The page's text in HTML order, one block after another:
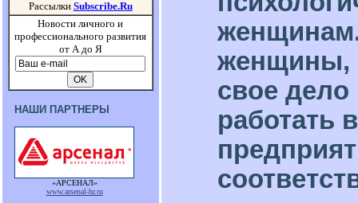
Рассылки Subscribe.Ru
Новости личного и
профессионального развития
от А до Я
НАШИ ПАРТНЕРЫ
«АРСЕНАЛ»
www.arsenal-hr.ru
женщины,
свое
работать